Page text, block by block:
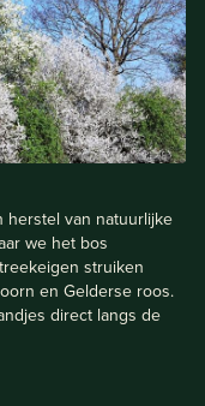
herstel van natuurlijke
we het bos
struiken
en Gelderse roos.
direct langs de